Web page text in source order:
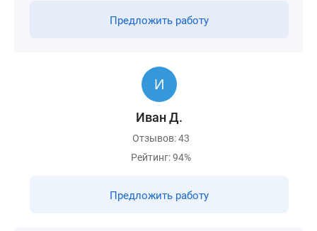
Предложить работу
Иван Д.
Отзывов: 43
Рейтинг: 94%
Предложить работу